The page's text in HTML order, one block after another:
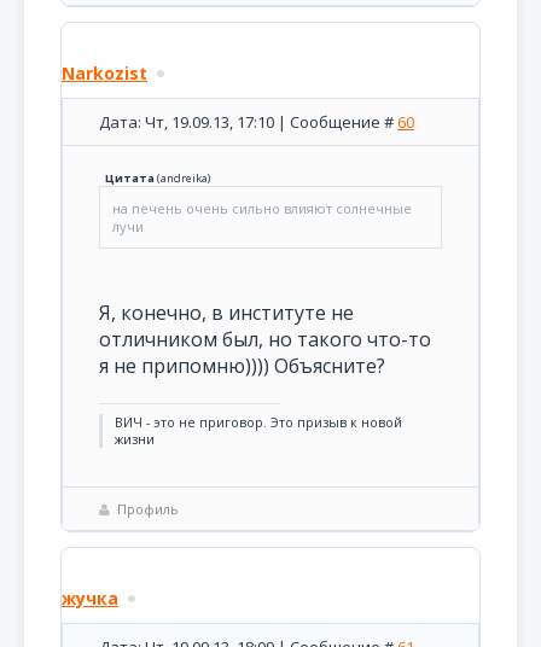
Narkozist
Дата: Чт, 19.09.13, 17:10 | Сообщение #60
Цитата(andreika)
на печень очень сильно влияют солнечные
лучи
Я, конечно, в институте не
отличником был, но такого что-то
я не припомню)))) Объясните?
ВИЧ - это не приговор. Это призыв к новой
жизни
Профиль
жучка